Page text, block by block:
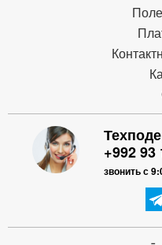
+992 93
звонить с